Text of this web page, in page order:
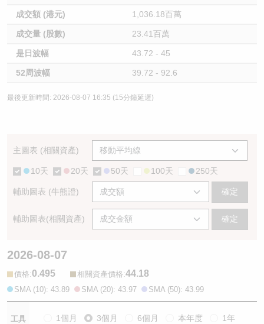
成交額 (港元) 1,036.18百萬
成交量 (股數) 23.41百萬
是日波幅 43.72 - 45
52周波幅 39.72 - 92.6
最後更新時間: 2026-08-07 16:35 (15分鐘延遲)
主圖表 (相關資產)
10天 20天 50天 100天 250天
輔助圖表 (牛熊證) 確定
輔助圖表(相關資產) 確定
2026-08-07
價格:0.495 相關資產價格:44.18
SMA (10): 43.89 SMA (20): 43.97 SMA (50): 43.99
工具 1個月 3個月 6個月 本年度 1年